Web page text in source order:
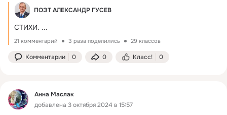
ПОЭТ АЛЕКСАНДР ГУСЕВ
СТИХИ. ...
21 комментарий 3 раза поделились 29 классов
Комментарии 0 0 Класс! 0
Анна Маслак
добавлена 3 октября 2024 в 15:57